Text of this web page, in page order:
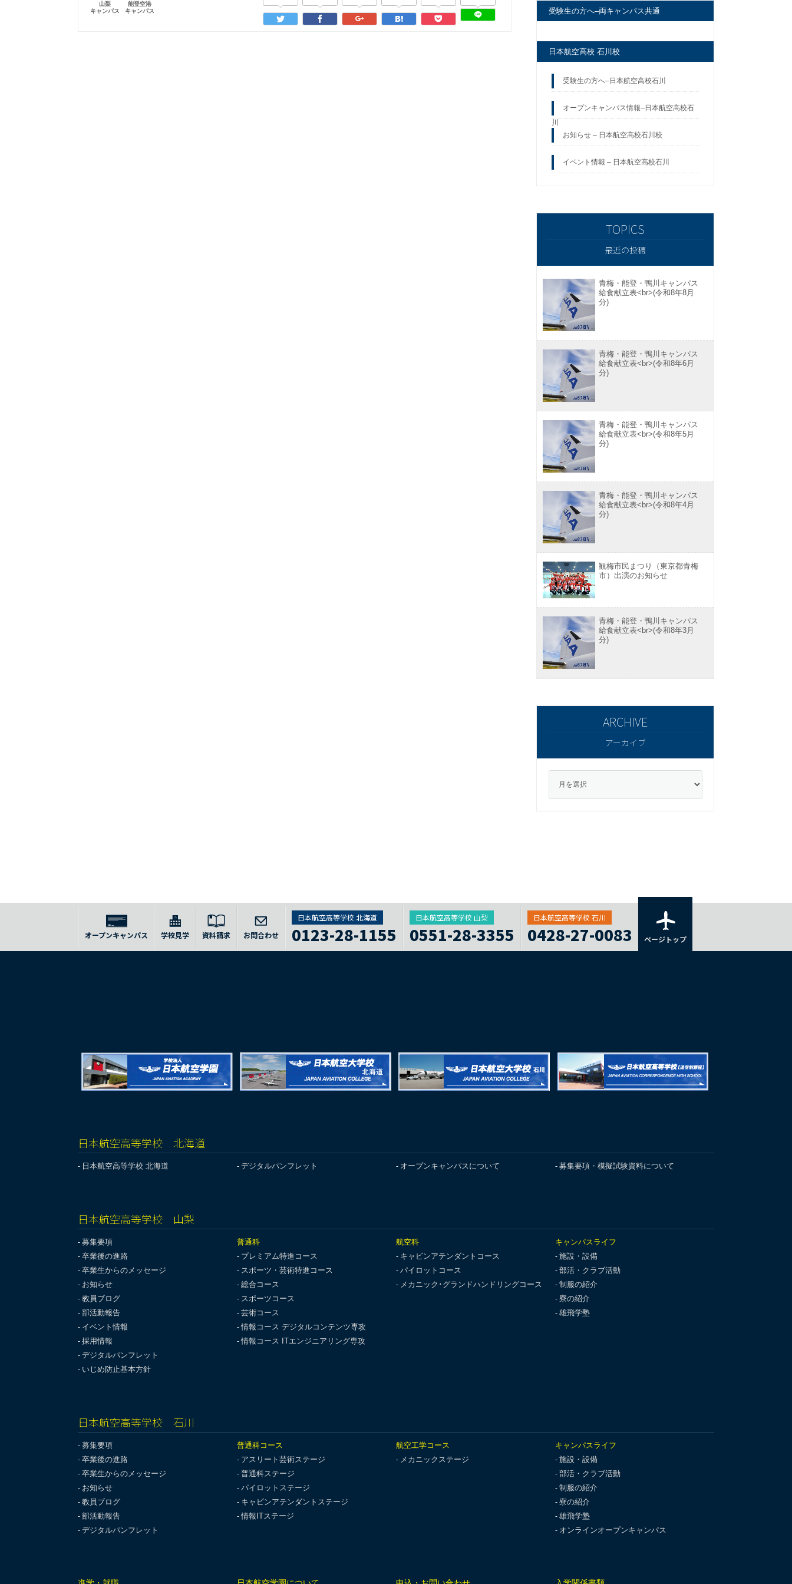
山梨
キャンパス
能登空港
キャンパス
受験生の方へ–両キャンパス共通
日本航空高校 石川校
受験生の方へ–日本航空高校石川
オープンキャンパス情報–日本航空高校石
川
お知らせ – 日本航空高校石川校
イベント情報 – 日本航空高校石川
最近の投稿
青梅・能登・鴨川キャンパス
給食献立表<br>(令和8年8月
分)
青梅・能登・鴨川キャンパス
給食献立表<br>(令和8年6月
分)
青梅・能登・鴨川キャンパス
給食献立表<br>(令和8年5月
分)
青梅・能登・鴨川キャンパス
給食献立表<br>(令和8年4月
分)
観梅市民まつり（東京都青梅
市）出演のお知らせ
青梅・能登・鴨川キャンパス
給食献立表<br>(令和8年3月
分)
アーカイブ
オープンキャンパス 学校見学 資料請求 お問合わせ
日本航空高等学校 北海道
0123-28-1155
日本航空高等学校 山梨
0551-28-3355
日本航空高等学校 石川
0428-27-0083 ページトップ
日本航空高等学校 北海道
日本航空高等学校 北海道 デジタルパンフレット オープンキャンパスについて 募集要項・模擬試験資料について
日本航空高等学校 山梨
募集要項
卒業後の進路
卒業生からのメッセージ
お知らせ
教員ブログ
部活動報告
イベント情報
採用情報
デジタルパンフレット
いじめ防止基本方針
普通科
プレミアム特進コース
スポーツ・芸術特進コース
総合コース
スポーツコース
芸術コース
情報コース デジタルコンテンツ専攻
情報コース ITエンジニアリング専攻
航空科
キャビンアテンダントコース
パイロットコース
メカニック･グランドハンドリングコース
キャンパスライフ
施設・設備
部活・クラブ活動
制服の紹介
寮の紹介
雄飛学塾
日本航空高等学校 石川
募集要項
卒業後の進路
卒業生からのメッセージ
お知らせ
教員ブログ
部活動報告
デジタルパンフレット
普通科コース
アスリート芸術ステージ
普通科ステージ
パイロットステージ
キャビンアテンダントステージ
情報ITステージ
航空工学コース
メカニックステージ
キャンパスライフ
施設・設備
部活・クラブ活動
制服の紹介
寮の紹介
雄飛学塾
オンラインオープンキャンパス